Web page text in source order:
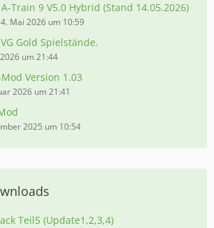
Train 9 V5.0 Hybrid (Stand 14.05.2026)
Mai 2026 um 10:59
Gold Spielstände.
um 21:44
Version 1.03
2026 um 21:41
2025 um 10:54
Teil5 (Update1,2,3,4)